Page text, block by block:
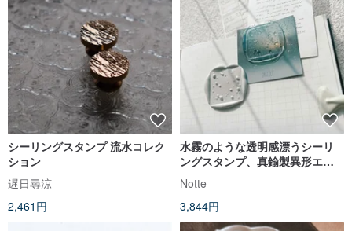
シーリングスタンプ 流水コレク
ション
遅日尋涼
2,461円
水霧のような透明感漂うシーリ
ングスタンプ、真鍮製異形エン
ボスデザイン、手帳デコレーシ
ョンに。
Notte
3,844円